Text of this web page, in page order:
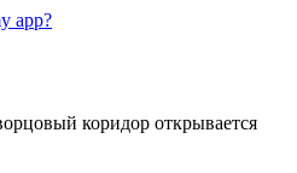
app?
коридор открывается